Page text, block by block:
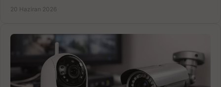
20 Haziran 2026